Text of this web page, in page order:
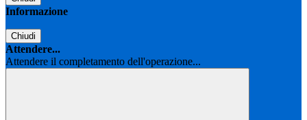
Informazione
Chiudi
Attendere...
Attendere il completamento dell'operazione...